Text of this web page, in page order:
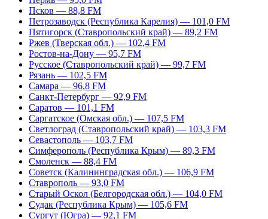
Псков — 88,8 FM
Петрозаводск (Республика Карелия) — 101,0 FM
Пятигорск (Ставропольский край) — 89,2 FM
Ржев (Тверская обл.) — 102,4 FM
Ростов-на-Дону — 95,7 FM
Русское (Ставропольский край) — 99,7 FM
Рязань — 102,5 FM
Самара — 96,8 FM
Санкт-Петербург — 92,9 FM
Саратов — 101,1 FM
Саргатское (Омская обл.) — 107,5 FM
Светлоград (Ставропольский край) — 103,3 FM
Севастополь — 103,7 FM
Симферополь (Республика Крым) — 89,3 FM
Смоленск — 88,4 FM
Советск (Калининградская обл.) — 106,9 FM
Ставрополь — 93,0 FM
Старый Оскол (Белгородская обл.) — 104,0 FM
Судак (Республика Крым) — 105,6 FM
Сургут (Югра) — 92,1 FM